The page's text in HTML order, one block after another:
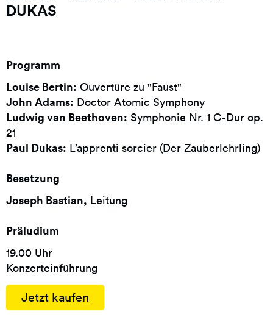
DUKAS
Programm
Louise Bertin: Ouvertüre zu "Faust"
John Adams: Doctor Atomic Symphony
Ludwig van Beethoven: Symphonie Nr. 1 C-Dur op.
21
Paul Dukas: L’apprenti sorcier (Der Zauberlehrling)
Besetzung
Joseph Bastian, Leitung
Präludium
19.00 Uhr
Konzerteinführung
Jetzt kaufen